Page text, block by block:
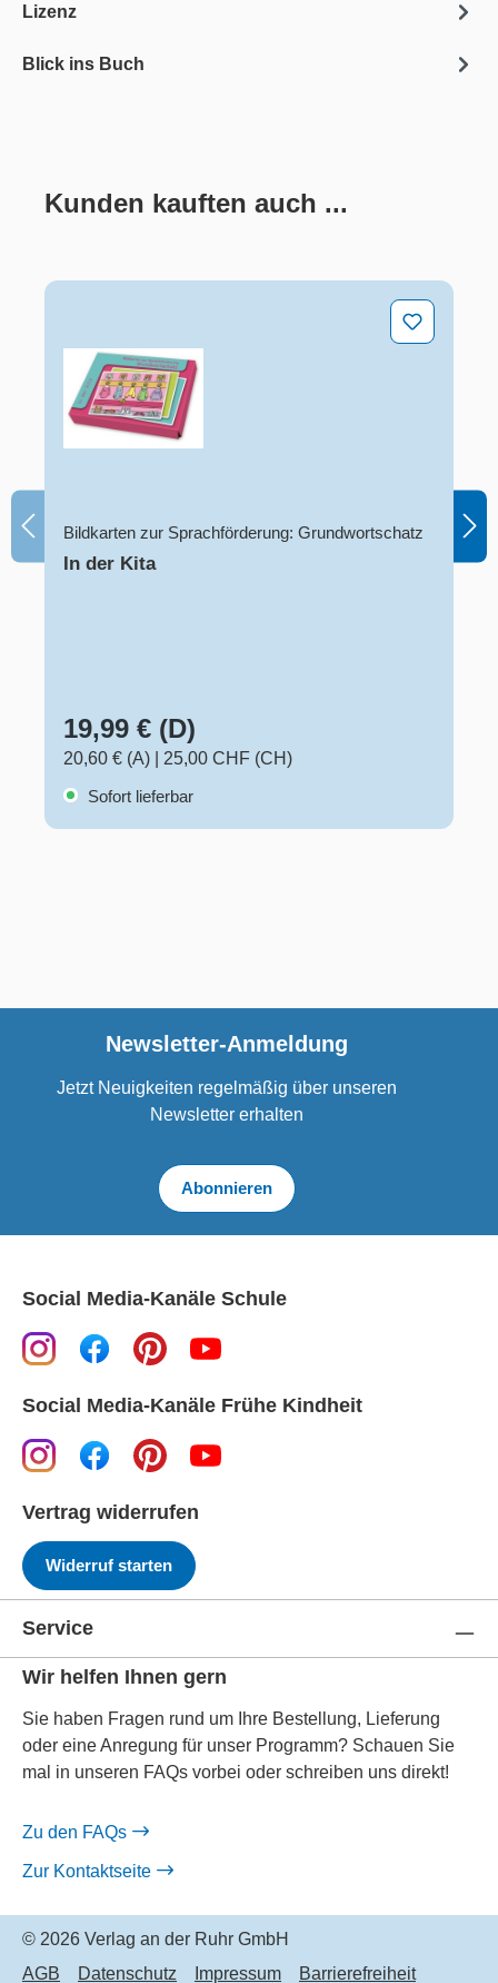
Lizenz
Blick ins Buch
Produktgalerie überspringen
Kunden kauften auch ...
Bildkarten zur Sprachförderung: Grundwortschatz
In der Kita
19,99 € (D)
20,60 € (A)
25,00 CHF (CH)
Sofort lieferbar
Newsletter-Anmeldung
Jetzt Neuigkeiten regelmäßig über unseren
Newsletter erhalten
Abonnieren
Social Media-Kanäle Schule
Social Media-Kanäle Frühe Kindheit
Vertrag widerrufen
Widerruf starten
Service
Wir helfen Ihnen gern
Sie haben Fragen rund um Ihre Bestellung, Lieferung
oder eine Anregung für unser Programm? Schauen Sie
mal in unseren FAQs vorbei oder schreiben uns direkt!
Zu den FAQs
Zur Kontaktseite
© 2026 Verlag an der Ruhr GmbH
AGB
Datenschutz Impressum Barrierefreiheit